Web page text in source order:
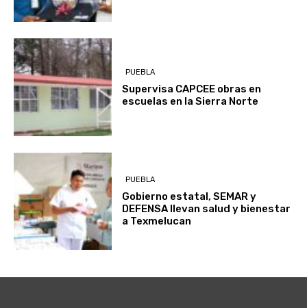
PUEBLA
Supervisa CAPCEE obras en
escuelas en la Sierra Norte
PUEBLA
Gobierno estatal, SEMAR y
DEFENSA llevan salud y bienestar
a Texmelucan